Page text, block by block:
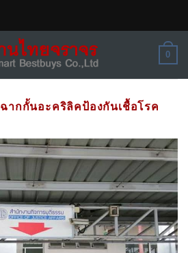
0
ฉากกั้นอะคริลิคป้องกันเชื้อโรค